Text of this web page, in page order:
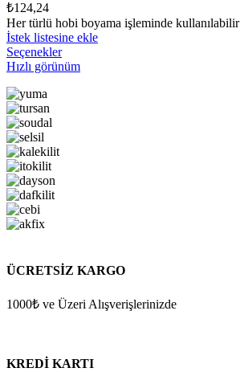
₺124,24
Her türlü hobi boyama işleminde kullanılabilir
İstek listesine ekle
SeçeneklerBu
ürünün
Hızlı görünüm
ÜCRETSİZ KARGO
1000₺ ve Üzeri Alışverişlerinizde
KREDİ KARTI